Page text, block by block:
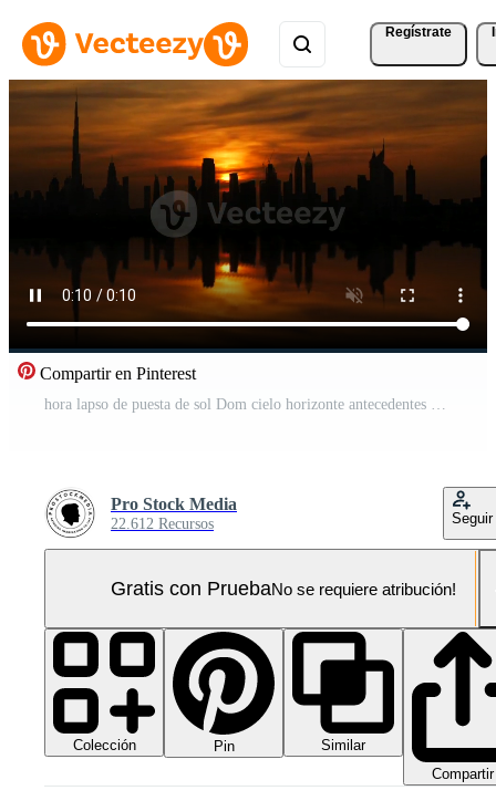
Regístrate
Compartir en Pinterest
hora lapso de puesta de sol Dom cielo horizonte antecedentes Vídeo Pro
Pro Stock Media
22.612 Recursos Seguir
Gratis con PruebaNo se requiere atribución!
Colección Pin
Similar
Compartir